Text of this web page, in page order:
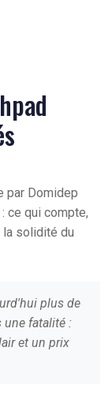
par Domidep
ce qui compte,
solidité du
plus de
une fatalité :
et un prix